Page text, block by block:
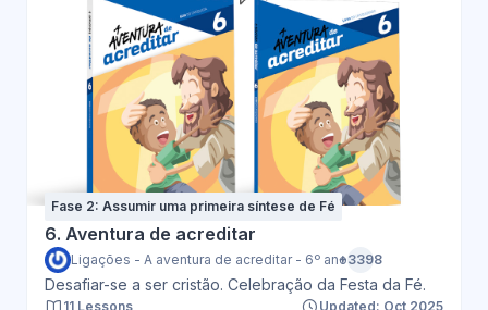
Fase 2: Assumir uma primeira síntese de Fé
6. Aventura de acreditar
Ligações - A aventura de acreditar - 6º ano+3398
Desafiar-se a ser cristão. Celebração da Festa da Fé.
11 Lessons
Updated: Oct 2025